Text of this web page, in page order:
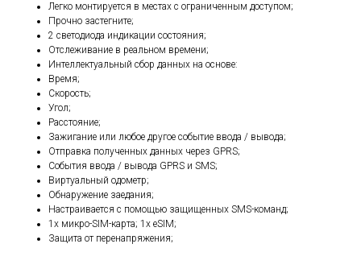
Легко монтируется в местах с ограниченным доступом;
Прочно застегните;
2 светодиода индикации состояния;
Отслеживание в реальном времени;
Интеллектуальный сбор данных на основе:
Время;
Скорость;
Угол;
Расстояние;
Зажигание или любое другое событие ввода / вывода;
Отправка полученных данных через GPRS;
События ввода / вывода GPRS и SMS;
Виртуальный одометр;
Обнаружение заедания;
Настраивается с помощью защищенных SMS-команд;
1x микро-SIM-карта; 1x eSIM;
Защита от перенапряжения;